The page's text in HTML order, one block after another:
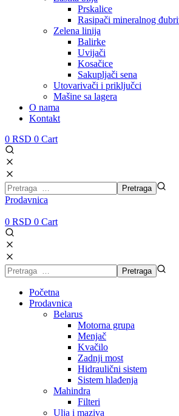
Prskalice
Rasipači mineralnog
Zelena linija
Balirke
Uvijači
Kosačice
Sakupljači sena
Utovarivači i priključci
Mašine sa lagera
O nama
Kontakt
0 RSD 0 Cart
Prodavnica
0 RSD 0 Cart
Početna
Prodavnica
Belarus
Motorna grupa
Menjač
Kvačilo
Zadnji most
Hidraulični sistem
Sistem hlađenja
Mahindra
Filteri
Ulja i maziva